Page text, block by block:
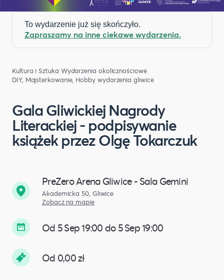
To wydarzenie już się skończyło.
Zapraszamy na inne ciekawe wydarzenia.
Kultura i Sztuka Wydarzenia okolicznościowe
DIY, Majsterkowanie, Hobby wydarzenia gliwice
Gala Gliwickiej Nagrody
Literackiej - podpisywanie
książek przez Olgę Tokarczuk
PreZero Arena Gliwice - Sala Gemini
Akademicka 50, Gliwice
Zobacz na mapie
Od 5 Sep 19:00 do 5 Sep 19:00
Od 0,00 zł